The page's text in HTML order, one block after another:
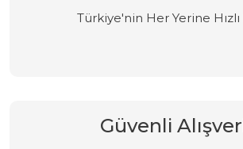
Türkiye'nin Her Yerine
Güvenli